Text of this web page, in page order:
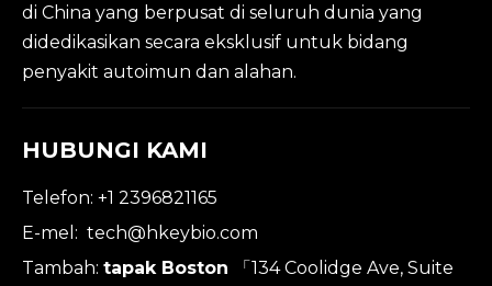
di China yang berpusat di seluruh dunia yang
didedikasikan secara eksklusif untuk bidang
penyakit autoimun dan alahan.
HUBUNGI KAMI
Telefon: +1 2396821165
E-mel: tech@hkeybio.com
Tambah: tapak Boston
「134 Coolidge Ave, Suite